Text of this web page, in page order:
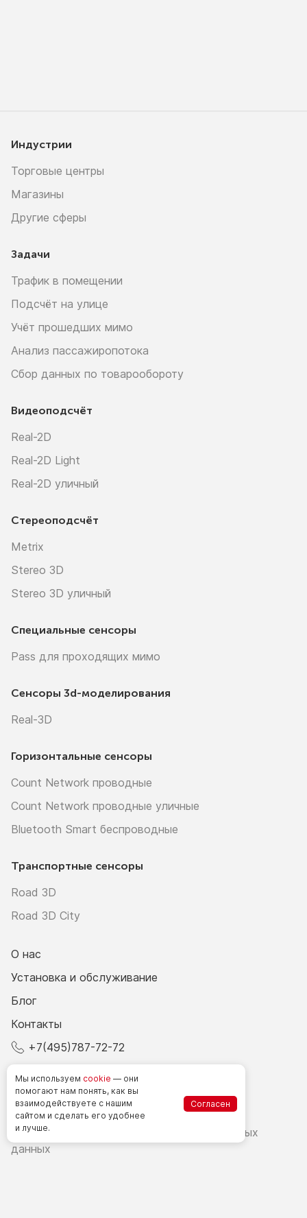
Индустрии
Торговые центры
Магазины
Другие сферы
Задачи
Трафик в помещении
Подсчёт на улице
Учёт прошедших мимо
Анализ пассажиропотока
Сбор данных по товарообороту
Видеоподсчёт
Real-2D
Real-2D Light
Real-2D уличный
Стереоподсчёт
Metrix
Stereo 3D
Stereo 3D уличный
Специальные сенсоры
Pass для проходящих мимо
Сенсоры 3d-моделирования
Real-3D
Горизонтальные сенсоры
Count Network проводные
Count Network проводные уличные
Bluetooth Smart беспроводные
Транспортные сенсоры
Road 3D
Road 3D City
О нас
Установка и обслуживание
Блог
Контакты
+7(495)787-72-72
Счетчики посетителей в РФ
Политика в области обработки персональных
данных
Мы используем cookie — они
помогают нам понять, как вы
взаимодействуете с нашим
сайтом и сделать его удобнее
и лучше.
Согласен